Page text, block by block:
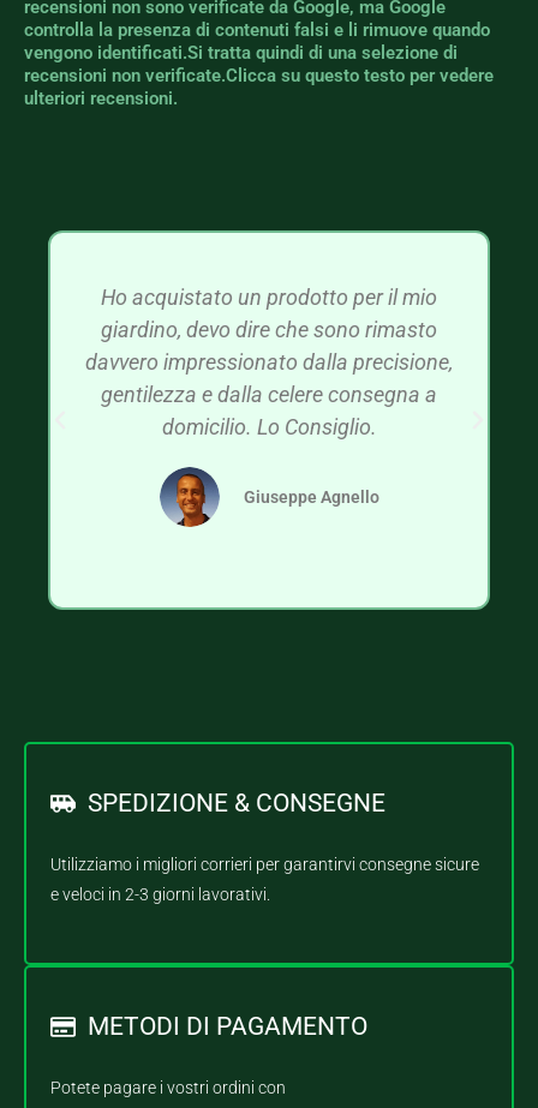
recensioni non sono verificate da Google, ma Google
controlla la presenza di contenuti falsi e li rimuove quando
vengono identificati.Si tratta quindi di una selezione di
recensioni non verificate.Clicca su questo testo per vedere
ulteriori recensioni.
Ho acquistato un prodotto per il mio
giardino, devo dire che sono rimasto
davvero impressionato dalla precisione,
gentilezza e dalla celere consegna a
domicilio. Lo Consiglio.
Giuseppe Agnello
SPEDIZIONE & CONSEGNE
Utilizziamo i migliori corrieri per garantirvi consegne sicure
e veloci in 2-3 giorni lavorativi.
METODI DI PAGAMENTO
Potete pagare i vostri ordini con